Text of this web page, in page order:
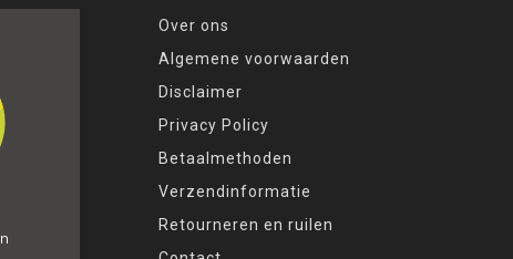
Over ons
Algemene voorwaarden
Disclaimer
Privacy Policy
Betaalmethoden
Verzendinformatie
Retourneren en ruilen